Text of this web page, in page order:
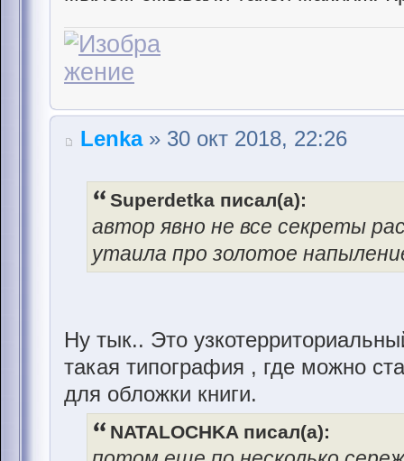
Lenka» 30 окт 2018, 22:26
Superdetka писал(а):
автор явно не все секреты
утаила про золотое
Ну тык.. Это
такая типография , где можно
для обложки книги.
NATALOCHKA писал(а):